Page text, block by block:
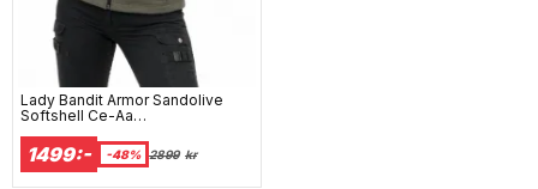
Lady Bandit Armor Sandolive
Softshell Ce-Aa
1499:- -48% 2899 kr